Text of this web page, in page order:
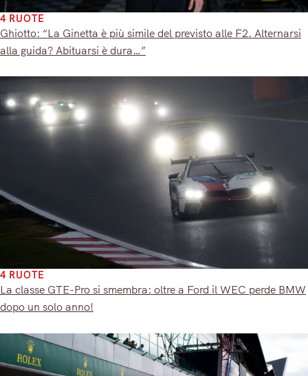
4 RUOTE
Ghiotto: “La Ginetta è più simile del previsto alle F2. Alternarsi
alla guida? Abituarsi è dura…”
4 RUOTE
La classe GTE-Pro si smembra: oltre a Ford il WEC perde BMW
dopo un solo anno!